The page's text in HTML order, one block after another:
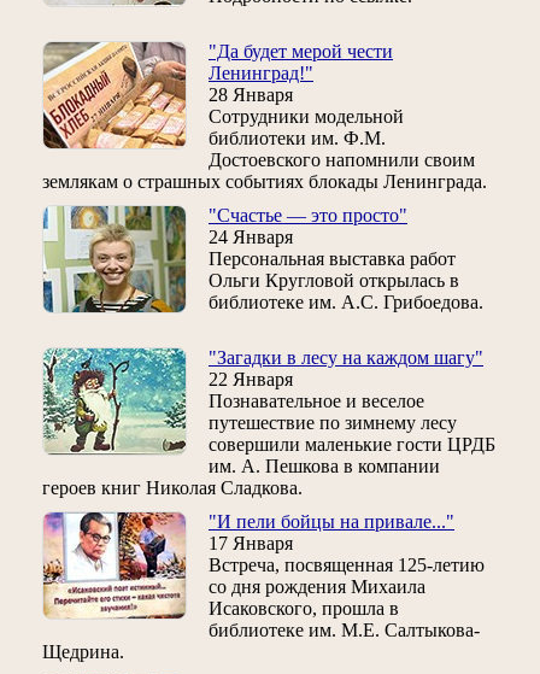
"Да будет мерой чести
Ленинград!"
28 Января
Сотрудники модельной
библиотеки им. Ф.М.
Достоевского напомнили своим
землякам о страшных событиях блокады Ленинграда.
"Счастье — это просто"
24 Января
Персональная выставка работ
Ольги Кругловой открылась в
библиотеке им. А.С. Грибоедова.
"Загадки в лесу на каждом шагу"
22 Января
Познавательное и веселое
путешествие по зимнему лесу
совершили маленькие гости ЦРДБ
им. А. Пешкова в компании
героев книг Николая Сладкова.
"И пели бойцы на привале..."
17 Января
Встреча, посвященная 125-летию
со дня рождения Михаила
Исаковского, прошла в
библиотеке им. М.Е. Салтыкова-
Щедрина.